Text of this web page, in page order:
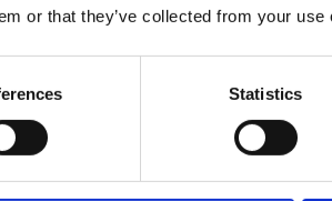
or that they’ve collected from your
Statistics